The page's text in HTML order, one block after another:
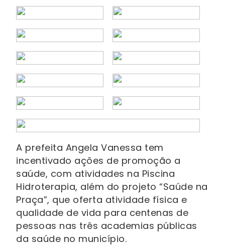
A prefeita Angela Vanessa tem
incentivado ações de promoção a
saúde, com atividades na Piscina
Hidroterapia, além do projeto “Saúde na
Praça”, que oferta atividade física e
qualidade de vida para centenas de
pessoas nas três academias públicas
da saúde no município.